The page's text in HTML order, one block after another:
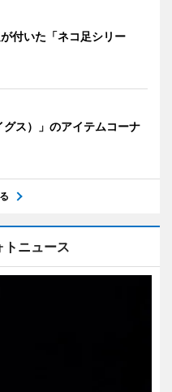
付いた「ネコ足シリー
グス）」のアイテムコーナ
トニュース